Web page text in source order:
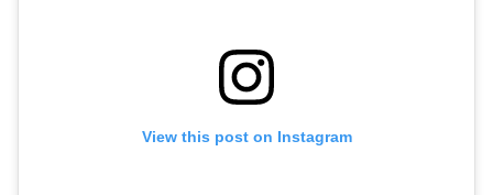
View this post on Instagram